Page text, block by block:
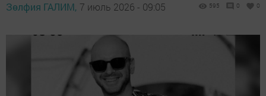
Зөлфия ГАЛИМ, 7 июль 2026 - 09:05 595 0 0